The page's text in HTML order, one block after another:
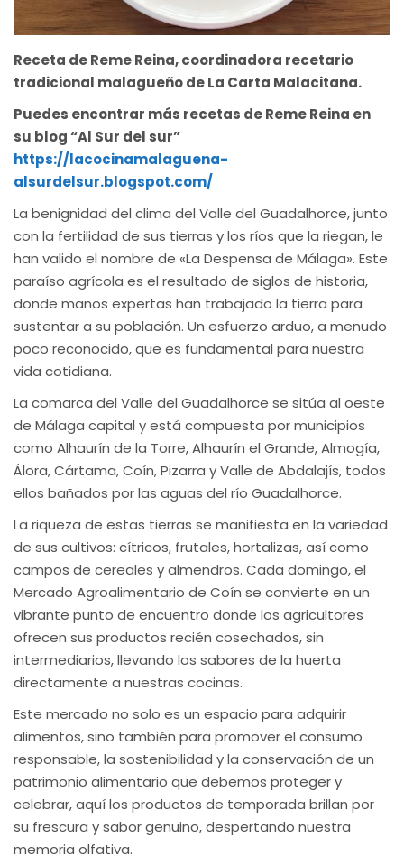
Receta de Reme Reina, coordinadora recetario
tradicional malagueño de La Carta Malacitana.
Puedes encontrar más recetas de Reme Reina en
su blog “Al Sur del sur”
https://lacocinamalaguena-
alsurdelsur.blogspot.com/
La benignidad del clima del Valle del Guadalhorce, junto
con la fertilidad de sus tierras y los ríos que la riegan, le
han valido el nombre de «La Despensa de Málaga». Este
paraíso agrícola es el resultado de siglos de historia,
donde manos expertas han trabajado la tierra para
sustentar a su población. Un esfuerzo arduo, a menudo
poco reconocido, que es fundamental para nuestra
vida cotidiana.
La comarca del Valle del Guadalhorce se sitúa al oeste
de Málaga capital y está compuesta por municipios
como Alhaurín de la Torre, Alhaurín el Grande, Almogía,
Álora, Cártama, Coín, Pizarra y Valle de Abdalajís, todos
ellos bañados por las aguas del río Guadalhorce.
La riqueza de estas tierras se manifiesta en la variedad
de sus cultivos: cítricos, frutales, hortalizas, así como
campos de cereales y almendros. Cada domingo, el
Mercado Agroalimentario de Coín se convierte en un
vibrante punto de encuentro donde los agricultores
ofrecen sus productos recién cosechados, sin
intermediarios, llevando los sabores de la huerta
directamente a nuestras cocinas.
Este mercado no solo es un espacio para adquirir
alimentos, sino también para promover el consumo
responsable, la sostenibilidad y la conservación de un
patrimonio alimentario que debemos proteger y
celebrar, aquí los productos de temporada brillan por
su frescura y sabor genuino, despertando nuestra
memoria olfativa.